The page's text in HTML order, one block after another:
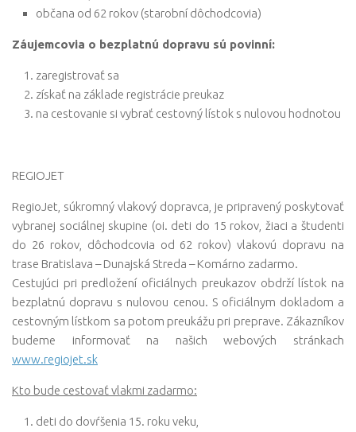
občana od 62 rokov (starobní dôchodcovia)
Záujemcovia o bezplatnú dopravu sú povinní:
zaregistrovať sa
získať na základe registrácie preukaz
na cestovanie si vybrať cestovný lístok s nulovou hodnotou
REGIOJET
RegioJet, súkromný vlakový dopravca, je pripravený poskytovať
vybranej sociálnej skupine (oi. deti do 15 rokov, žiaci a študenti
do 26 rokov, dôchodcovia od 62 rokov) vlakovú dopravu na
trase Bratislava – Dunajská Streda – Komárno zadarmo.
Cestujúci pri predložení oficiálnych preukazov obdrží lístok na
bezplatnú dopravu s nulovou cenou. S oficiálnym dokladom a
cestovným lístkom sa potom preukážu pri preprave. Zákazníkov
budeme informovať na našich webových stránkach
www.regiojet.sk
Kto bude cestovať vlakmi zadarmo:
deti do dovŕšenia 15. roku veku,